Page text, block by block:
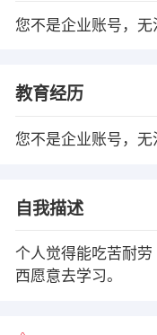
您不是企业账号，无
教育经历
您不是企业账号，无
自我描述
个人觉得能吃苦耐
西愿意去学习。